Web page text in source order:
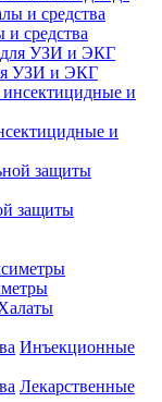
и средства
УЗИ и ЭКГ
и
защиты
Инъекционные
Лекарственные